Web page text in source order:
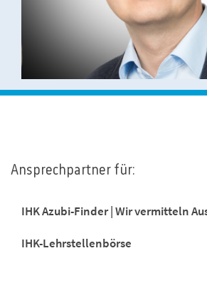
Ansprechpartner für:
IHK Azubi-Finder | Wir vermitteln
IHK-Lehrstellenbörse